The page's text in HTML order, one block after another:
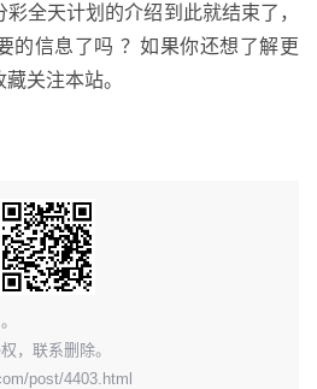
全天计划的介绍到此就结束了，
的信息了吗 ？如果你还想了解更
关注本站。
，联系删除。
post/4403.html